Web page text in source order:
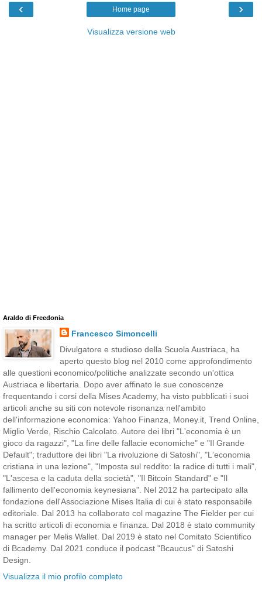
‹ ›
Home page
Visualizza versione web
Araldo di Freedonia
Francesco Simoncelli
Divulgatore e studioso della Scuola Austriaca, ha
aperto questo blog nel 2010 come approfondimento
alle questioni economico/politiche analizzate secondo un'ottica
Austriaca e libertaria. Dopo aver affinato le sue conoscenze
frequentando i corsi della Mises Academy, ha visto pubblicati i suoi
articoli anche su siti con notevole risonanza nell'ambito
dell'informazione economica: Yahoo Finanza, Money.it, Trend Online,
Miglio Verde, Rischio Calcolato. Autore dei libri "L'economia è un
gioco da ragazzi", "La fine delle fallacie economiche" e "Il Grande
Default"; traduttore dei libri "La rivoluzione di Satoshi", "L'economia
cristiana in una lezione", "Imposta sul reddito: la radice di tutti i mali",
"L'ascesa e la caduta della società", "Il Bitcoin Standard" e "Il
fallimento dell'economia keynesiana". Nel 2012 ha partecipato alla
fondazione dell'Associazione Mises Italia di cui è stato responsabile
editoriale. Dal 2013 ha collaborato col magazine The Fielder per cui
ha scritto articoli di economia e finanza. Dal 2018 è stato community
manager per Melis Wallet. Dal 2019 è stato nel Comitato Scientifico
di Bcademy. Dal 2021 conduce il podcast "Bcaucus" di Satoshi
Design.
Visualizza il mio profilo completo